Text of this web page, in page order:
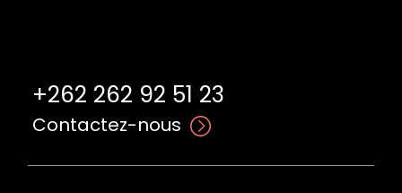
+262 262 92 51 23
Contactez-nous